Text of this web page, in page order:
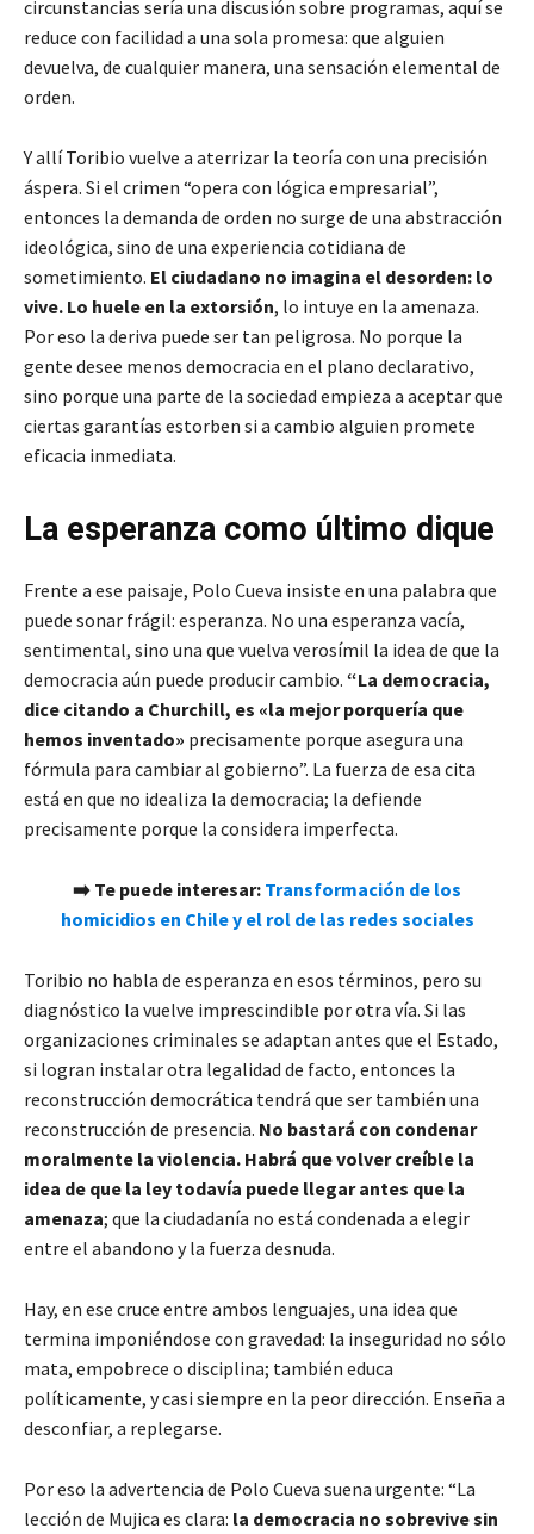
circunstancias sería una discusión sobre programas, aquí se
reduce con facilidad a una sola promesa: que alguien
devuelva, de cualquier manera, una sensación elemental de
orden.
Y allí Toribio vuelve a aterrizar la teoría con una precisión
áspera. Si el crimen “opera con lógica empresarial”,
entonces la demanda de orden no surge de una abstracción
ideológica, sino de una experiencia cotidiana de
sometimiento. El ciudadano no imagina el desorden: lo
vive. Lo huele en la extorsión, lo intuye en la amenaza.
Por eso la deriva puede ser tan peligrosa. No porque la
gente desee menos democracia en el plano declarativo,
sino porque una parte de la sociedad empieza a aceptar que
ciertas garantías estorben si a cambio alguien promete
eficacia inmediata.
La esperanza como último dique
Frente a ese paisaje, Polo Cueva insiste en una palabra que
puede sonar frágil: esperanza. No una esperanza vacía,
sentimental, sino una que vuelva verosímil la idea de que la
democracia aún puede producir cambio. “La democracia,
dice citando a Churchill, es «la mejor porquería que
hemos inventado» precisamente porque asegura una
fórmula para cambiar al gobierno”. La fuerza de esa cita
está en que no idealiza la democracia; la defiende
precisamente porque la considera imperfecta.
➡️ Te puede interesar: Transformación de los
homicidios en Chile y el rol de las redes sociales
Toribio no habla de esperanza en esos términos, pero su
diagnóstico la vuelve imprescindible por otra vía. Si las
organizaciones criminales se adaptan antes que el Estado,
si logran instalar otra legalidad de facto, entonces la
reconstrucción democrática tendrá que ser también una
reconstrucción de presencia. No bastará con condenar
moralmente la violencia. Habrá que volver creíble la
idea de que la ley todavía puede llegar antes que la
amenaza; que la ciudadanía no está condenada a elegir
entre el abandono y la fuerza desnuda.
Hay, en ese cruce entre ambos lenguajes, una idea que
termina imponiéndose con gravedad: la inseguridad no sólo
mata, empobrece o disciplina; también educa
políticamente, y casi siempre en la peor dirección. Enseña a
desconfiar, a replegarse.
Por eso la advertencia de Polo Cueva suena urgente: “La
lección de Mujica es clara: la democracia no sobrevive sin